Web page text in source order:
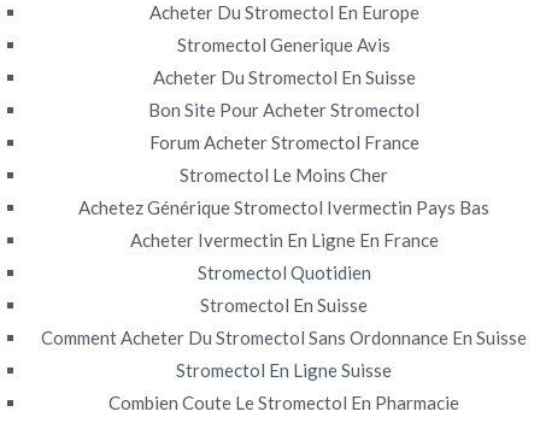
Ivermectin Pharmacie
étoiles, basé sur83commentaires.
Acheter Du Stromectol En Europe
Stromectol Generique Avis
Acheter Du Stromectol En Suisse
Bon Site Pour Acheter Stromectol
Forum Acheter Stromectol France
Stromectol Le Moins Cher
Achetez Générique Stromectol Ivermectin Pays Bas
Acheter Ivermectin En Ligne En France
Stromectol Quotidien
Stromectol En Suisse
Comment Acheter Du Stromectol Sans Ordonnance En Suisse
Stromectol En Ligne Suisse
Combien Coute Le Stromectol En Pharmacie
Navegación
Internationale Pharmacie.
Aygestin En Belgique
Commander Xenical generique.
novomerc34.com